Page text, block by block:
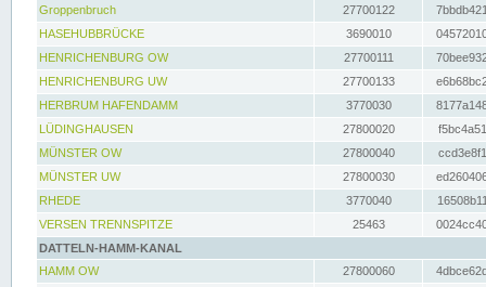
Groppenbruch
27700122
HASEHUBBRÜCKE
3690010
HENRICHENBURG OW
27700111
HENRICHENBURG UW
27700133
HERBRUM HAFENDAMM
3770030
LÜDINGHAUSEN
27800020
MÜNSTER OW
27800040
MÜNSTER UW
27800030
RHEDE
3770040
VERSEN TRENNSPITZE
25463
DATTELN-HAMM-KANAL
HAMM OW
27800060